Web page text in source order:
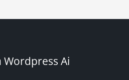
Wordpress Ai